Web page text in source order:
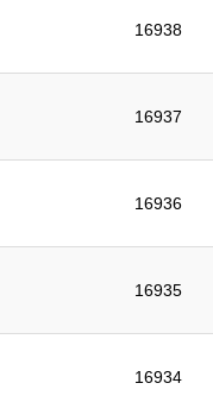
16938
16937
16936
16935
16934